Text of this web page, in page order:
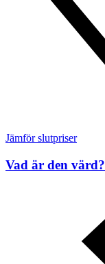
Jämför slutpriser
Vad är den värd?